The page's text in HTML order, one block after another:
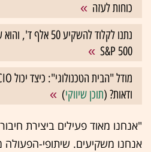
כוחות לעזה
נתנו לקלוד להשקיע
S&P 500
ודאות? (תוכן שיווקי)
"אנחנו מאוד פעילים ביצירת
אנחנו משקיעים. שיתופי-הפעולה